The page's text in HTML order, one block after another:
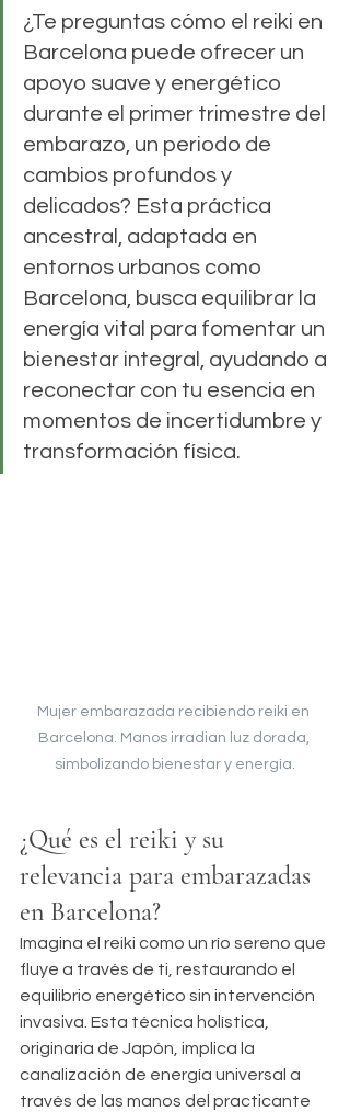
¿Te preguntas cómo el reiki en
Barcelona puede ofrecer un
apoyo suave y energético
durante el primer trimestre del
embarazo, un periodo de
cambios profundos y
delicados? Esta práctica
ancestral, adaptada en
entornos urbanos como
Barcelona, busca equilibrar la
energía vital para fomentar un
bienestar integral, ayudando a
reconectar con tu esencia en
momentos de incertidumbre y
transformación física.
Mujer embarazada recibiendo reiki en
Barcelona. Manos irradian luz dorada,
simbolizando bienestar y energía.
¿Qué es el reiki y su
relevancia para embarazadas
en Barcelona?
Imagina el reiki como un río sereno que
fluye a través de ti, restaurando el
equilibrio energético sin intervención
invasiva. Esta técnica holística,
originaria de Japón, implica la
canalización de energía universal a
través de las manos del practicante